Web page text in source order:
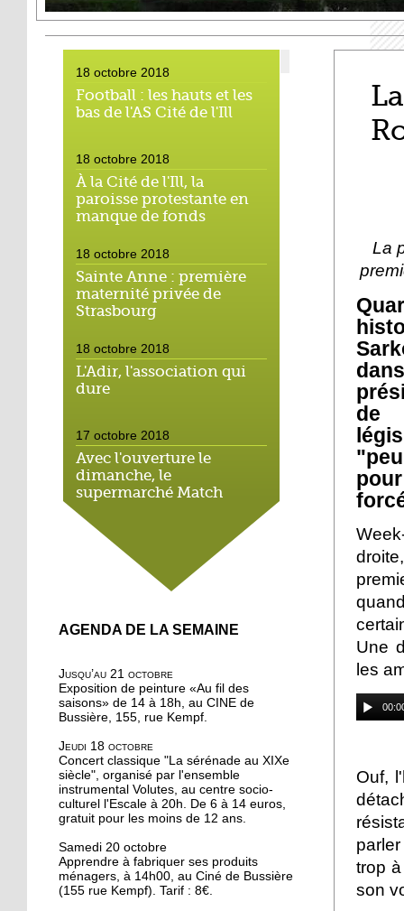
18 octobre 2018
Football : les hauts et les
bas de l'AS Cité de l'Ill
18 octobre 2018
À la Cité de l'Ill, la
paroisse protestante en
manque de fonds
18 octobre 2018
Sainte Anne : première
maternité privée de
Strasbourg
18 octobre 2018
L'Adir, l'association qui
dure
17 octobre 2018
Avec l'ouverture le
dimanche, le
supermarché Match
néglige le droit local
16 octobre 2018
On a testé pour vous : la
marche méditative dans
Au nord de la Robertsau,
on apprend à méditer
Bouffée d'oxygène aux
jardins partagés de la
Robertsau
16 octobre 2018
Conseil municipal : la
Cité de l'Ill et les quartiers
au coeur des débats
AGENDA DE LA SEMAINE
Jusqu’au 21 octobre
Exposition de peinture «Au fil des
saisons» de 14 à 18h, au CINE de
Bussière, 155, rue Kempf.
Jeudi 18 octobre
Concert classique "La sérénade au XIXe
siècle", organisé par l'ensemble
instrumental Volutes, au centre socio-
culturel l'Escale à 20h. De 6 à 14 euros,
gratuit pour les moins de 12 ans.
Samedi 20 octobre
Apprendre à fabriquer ses produits
ménagers, à 14h00, au Ciné de Bussière
(155 rue Kempf). Tarif : 8€.
La
de
Une
les
Ouf,
trop
son